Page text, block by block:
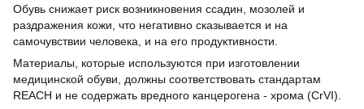
Обувь снижает риск возникновения ссадин, мозолей и
раздражения кожи, что негативно сказывается и на
самочувствии человека, и на его продуктивности.
Материалы, которые используются при изготовлении
медицинской обуви, должны соответствовать стандартам
REACH и не содержать вредного канцерогена - хрома (CrVI).